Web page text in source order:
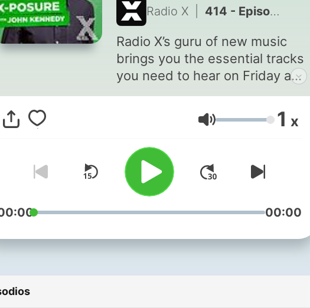
Radio X 414 - Episode 408 - Goat Girl
Radio X’s guru of new music
brings you the essential tracks
you need to hear on Friday and
Saturday nights between 11pm
and 2am. Your favourite band
probably owes him a huge
"thank you". John’s
commitment to new music is
second to none and it’s our
privilege to be the home of X-
Posure, the only show you
hear the songs everyone will
available on Global Player,
Volumen 1 x
00:00